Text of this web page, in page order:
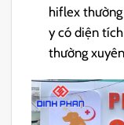
hiflex
y có diện
thường